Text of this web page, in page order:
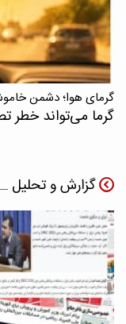
گرمای هوا؛ دشمن
گرما می‌تواند خطر
گزارش و تحلیل